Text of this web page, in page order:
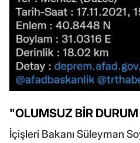
"OLUMSUZ BİR
İçişleri Bakanı Süleyman